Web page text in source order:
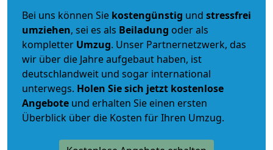
Bei uns können Sie kostengünstig und stressfrei
umziehen, sei es als Beiladung oder als
kompletter Umzug. Unser Partnernetzwerk, das
wir über die Jahre aufgebaut haben, ist
deutschlandweit und sogar international
unterwegs. Holen Sie sich jetzt kostenlose
Angebote und erhalten Sie einen ersten
Überblick über die Kosten für Ihren Umzug.